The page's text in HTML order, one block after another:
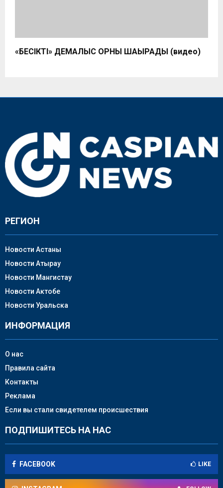
«БЕСІКТІ» ДЕМАЛЫС ОРНЫ ШАҚЫРАДЫ (видео)
РЕГИОН
Новости Астаны
Новости Атырау
Новости Мангистау
Новости Актобе
Новости Уральска
ИНФОРМАЦИЯ
О нас
Правила сайта
Контакты
Реклама
Если вы стали свидетелем происшествия
ПОДПИШИТЕСЬ НА НАС
FACEBOOK LIKE